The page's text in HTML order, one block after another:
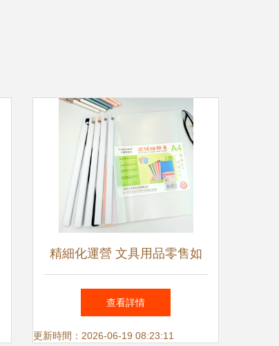
精細化運營 文具用品零售如
何突圍市場競爭？
查看詳情
更新時間：2026-06-19 08:23:11